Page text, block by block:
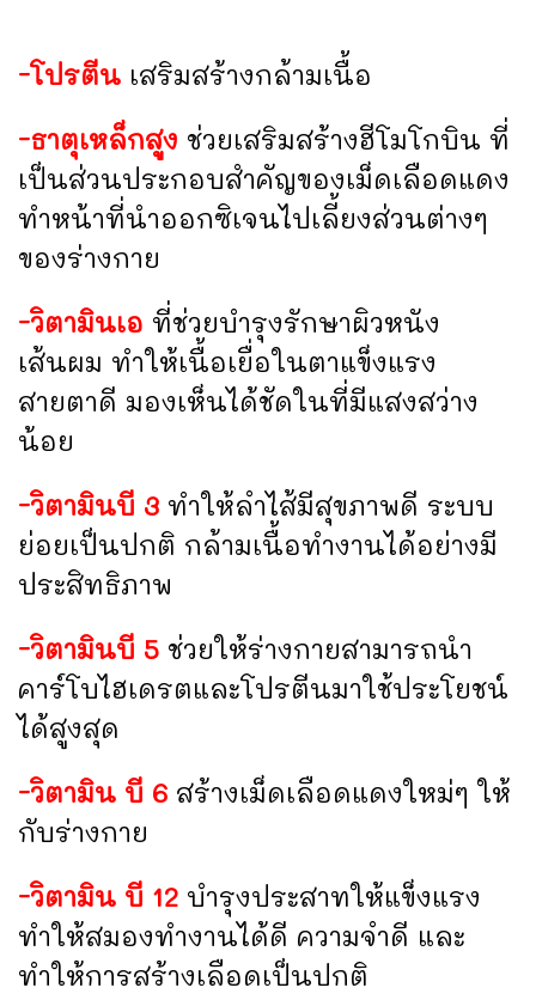
-โปรตีน เสริมสร้างกล้ามเนื้อ
-ธาตุเหล็กสูง ช่วยเสริมสร้างฮีโมโกบิน ที่
เป็นส่วนประกอบสำคัญของเม็ดเลือดแดง
ทำหน้าที่นำออกซิเจนไปเลี้ยงส่วนต่างๆ
ของร่างกาย
-วิตามินเอ ที่ช่วยบำรุงรักษาผิวหนัง
เส้นผม ทำให้เนื้อเยื่อในตาแข็งแรง
สายตาดี มองเห็นได้ชัดในที่มีแสงสว่าง
น้อย
-วิตามินบี 3 ทำให้ลำไส้มีสุขภาพดี ระบบ
ย่อยเป็นปกติ กล้ามเนื้อทำงานได้อย่างมี
ประสิทธิภาพ
-วิตามินบี 5 ช่วยให้ร่างกายสามารถนำ
คาร์โบไฮเดรตและโปรตีนมาใช้ประโยชน์
ได้สูงสุด
-วิตามิน บี 6 สร้างเม็ดเลือดแดงใหม่ๆ ให้
กับร่างกาย
-วิตามิน บี 12 บำรุงประสาทให้แข็งแรง
ทำให้สมองทำงานได้ดี ความจำดี และ
ทำให้การสร้างเลือดเป็นปกติ